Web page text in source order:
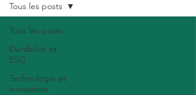
Tous les posts
Durabilité et
ESG
Technologie et
innovation
Tous les posts